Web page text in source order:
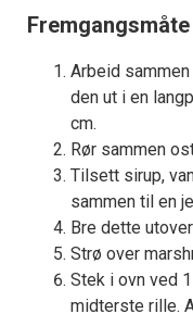
Fremgangsmåte
Arbeid
den ut i en
cm.
Rør sammen
Tilsett sirup,
sammen til en
Bre dette
Strø over
Stek i ovn ved
midterste rille.